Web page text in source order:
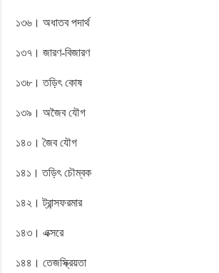
১৩৬। অধাতব পদার্থ
১৩৭। জারণ-বিজারণ
১৩৮। তড়িৎ কোষ
১৩৯। অজৈব যৌগ
১৪০। জৈব যৌগ
১৪১। তড়িৎ চৌম্বক
১৪২। ট্রান্সফরমার
১৪৩। এক্সরে
১৪৪। তেজস্ক্রিয়তা